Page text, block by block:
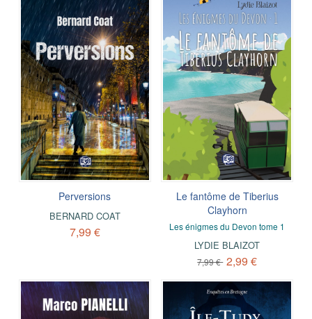
Perversions
BERNARD COAT
7,99 €
Le fantôme de Tiberius
Clayhorn
Les énigmes du Devon tome 1
LYDIE BLAIZOT
7,99 € 2,99 €